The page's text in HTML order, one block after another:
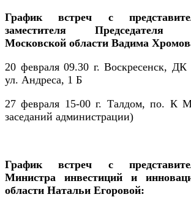
График встреч с
заместителя Председателя
Московской области Вадима
20 февраля 09.30 г. Воскресенск,
ул. Андреса, 1 Б
27 февраля 15-00 г. Талдом, по. К
заседаний администрации)
График встреч с
Министра инвестиций и
области Натальи Егоровой: